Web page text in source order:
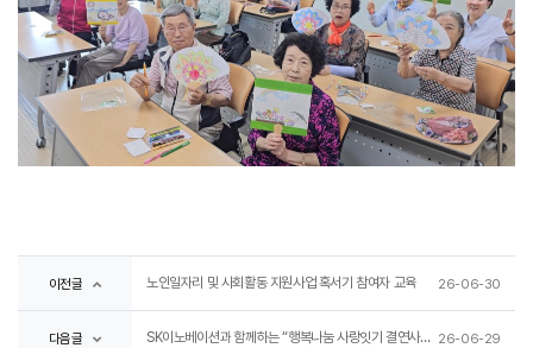
이전글 노인일자리 및 사회활동 지원사업 혹서기 참여자 교육 26-06-30
다음글 SK이노베이션과 함께하는 “행복나눔 사랑잇기 결연사업”진행 “ 든든한 동행, 어르신의 여름을 지키다 ” 26-06-29